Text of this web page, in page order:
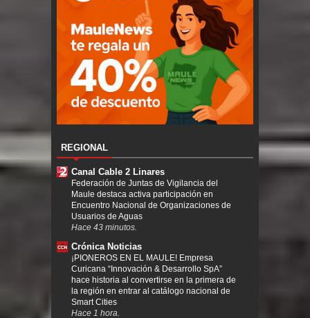
REGIONAL
Canal Cable 2 Linares
Federación de Juntas de Vigilancia del
Maule destaca activa participación en
Encuentro Nacional de Organizaciones de
Usuarios de Aguas
Hace 43 minutos.
Crónica Noticias
¡PIONEROS EN EL MAULE! Empresa
Curicana “Innovación & Desarrollo SpA”
hace historia al convertirse en la primera de
la región en entrar al catálogo nacional de
Smart Cities
Hace 1 hora.